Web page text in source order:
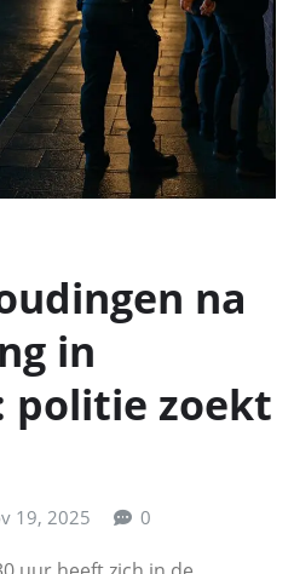
na
in
politie zoekt
19, 2025 0